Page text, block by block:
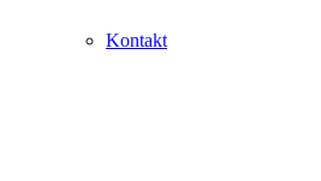
Kontakt